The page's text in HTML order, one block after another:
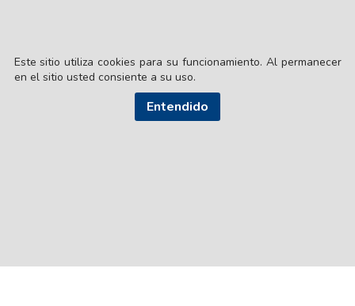
Este sitio utiliza cookies para su funcionamiento. Al permanecer
en el sitio usted consiente a su uso.
Entendido